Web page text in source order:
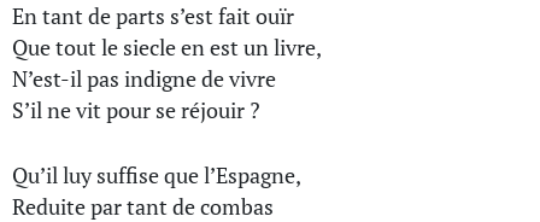
En tant de parts s’est fait ouïr
Que tout le siecle en est un livre,
N’est-il pas indigne de vivre
S’il ne vit pour se réjouir ?
Qu’il luy suffise que l’Espagne,
Reduite par tant de combas